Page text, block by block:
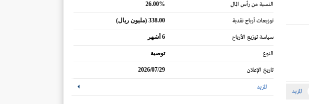
المزيد
النسبة من رأس المال 26.00%
توزيعات أرباح نقدية 338.00 (مليون ريال)
سياسة توزيع الأرباح 6 أشهر
النوع توصية
تاريخ الإعلان 2026/07/29
المزيد